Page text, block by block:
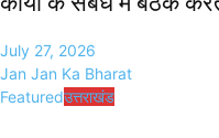
July 27, 2026
Jan Jan Ka Bharat
Featuredउत्तराखंड